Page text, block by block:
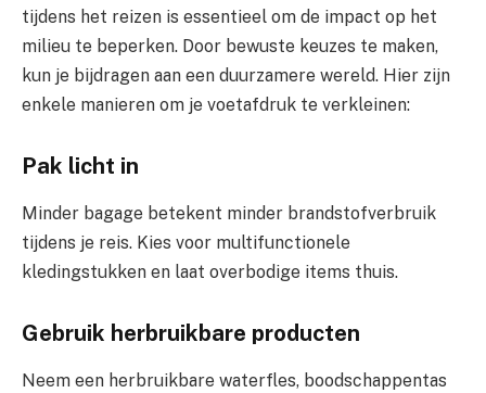
tijdens het reizen is essentieel om de impact op het
milieu te beperken. Door bewuste keuzes te maken,
kun je bijdragen aan een duurzamere wereld. Hier zijn
enkele manieren om je voetafdruk te verkleinen:
Pak licht in
Minder bagage betekent minder brandstofverbruik
tijdens je reis. Kies voor multifunctionele
kledingstukken en laat overbodige items thuis.
Gebruik herbruikbare producten
Neem een herbruikbare waterfles, boodschappentas